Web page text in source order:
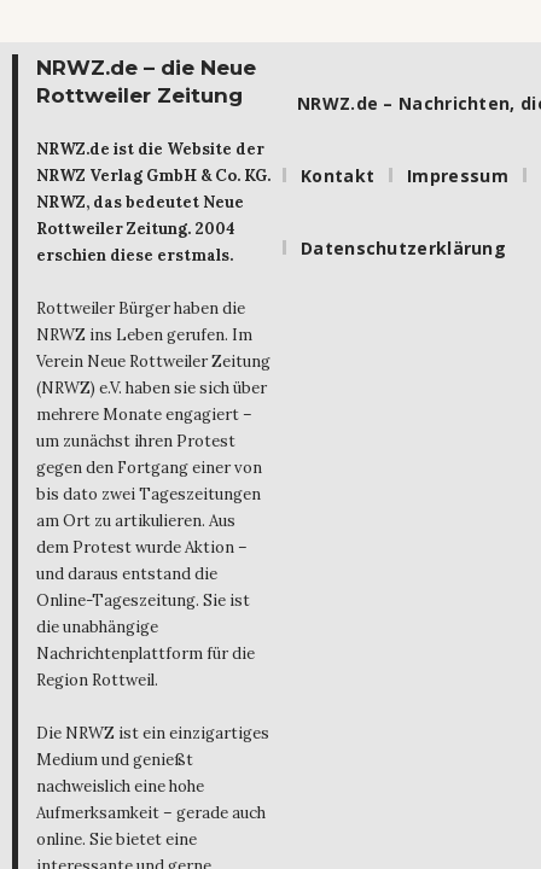
NRWZ.de – die Neue
Rottweiler Zeitung
NRWZ.de ist die Website der
NRWZ Verlag GmbH & Co. KG.
NRWZ, das bedeutet Neue
Rottweiler Zeitung. 2004
erschien diese erstmals.
Rottweiler Bürger haben die
NRWZ ins Leben gerufen. Im
Verein Neue Rottweiler Zeitung
(NRWZ) e.V. haben sie sich über
mehrere Monate engagiert –
um zunächst ihren Protest
gegen den Fortgang einer von
bis dato zwei Tageszeitungen
am Ort zu artikulieren. Aus
dem Protest wurde Aktion –
und daraus entstand die
Online-Tageszeitung. Sie ist
die unabhängige
Nachrichtenplattform für die
Region Rottweil.
Die NRWZ ist ein einzigartiges
Medium und genießt
nachweislich eine hohe
Aufmerksamkeit – gerade auch
online. Sie bietet eine
NRWZ.de – Nachrichten,
Kontakt Impressum
Datenschutzerklärung